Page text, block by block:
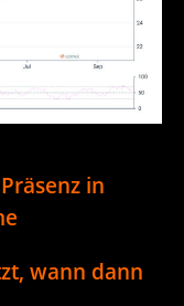
in
wann dann